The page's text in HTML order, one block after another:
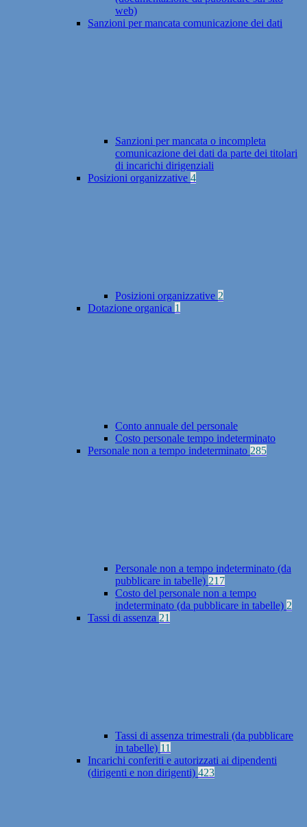
web)
Sanzioni per mancata comunicazione dei dati
Sanzioni per mancata o incompleta
comunicazione dei dati da parte dei titolari
di incarichi dirigenziali
Posizioni organizzative 4
Posizioni organizzative 2
Dotazione organica 1
Conto annuale del personale
Costo personale tempo indeterminato
Personale non a tempo indeterminato 285
Personale non a tempo indeterminato (da
pubblicare in tabelle) 217
Costo del personale non a tempo
indeterminato (da pubblicare in tabelle) 2
Tassi di assenza 21
Tassi di assenza trimestrali (da pubblicare
in tabelle) 11
Incarichi conferiti e autorizzati ai dipendenti
(dirigenti e non dirigenti) 423